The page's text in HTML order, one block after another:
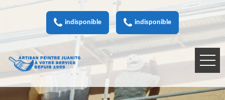
indisponible indisponible